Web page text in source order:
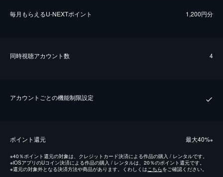
毎⽉もらえるU-NEXTポイント 1,200円分
同時視聴アカウント数 4
アカウントごとの機能制限設定
ポイント還元 最⼤40%※
※40％ポイント還元の対象は、クレジットカード決済による作品の購入 / レンタルです。
※iOSアプリのUコイン決済による作品の購入 / レンタルは、20％のポイント還元です。
※還元の対象外となる決済方法や商品があります。くわしくはこちらをご確認ください。